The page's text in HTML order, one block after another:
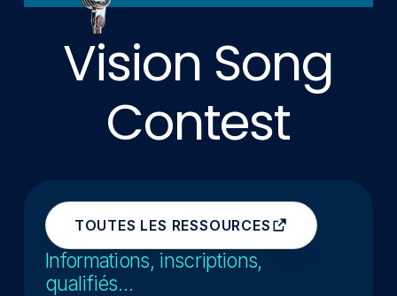
Vision Song
Contest
TOUTES LES RESSOURCES
Informations, inscriptions,
qualifiés…